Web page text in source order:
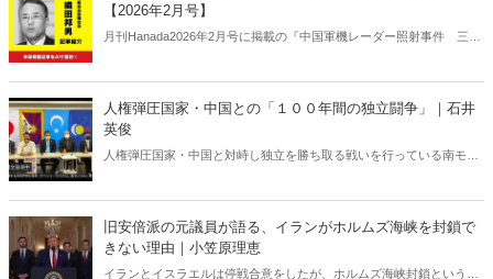
【2026年2月号】
月刊Hanada2026年2月号に掲載の『中国軍機レーダー照射事件 三つ
人権弾圧国家・中国との「１００年間の独立闘争」｜石井
英俊
人権弾圧国家・中国と対峙し独立を勝ち取る戦いを行っている南モン
される。
旧安倍派の元議員が語る、イランがホルムズ海峡を封鎖で
きない理由｜小笠原理恵
イランとイスラエルは停戦合意をしたが、ホルムズ海峡封鎖という